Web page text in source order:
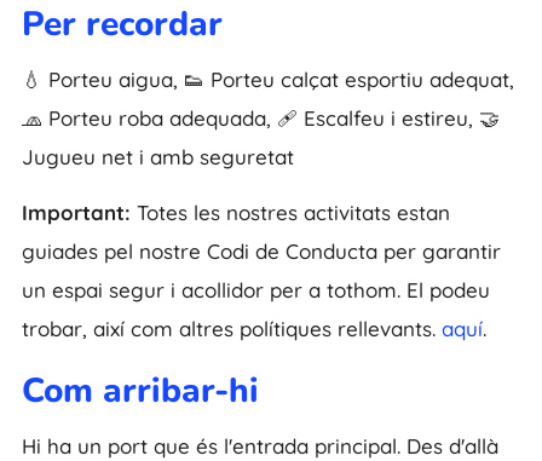
Per recordar
💧 Porteu aigua, 👟 Porteu calçat esportiu adequat,
🧢 Porteu roba adequada, 🩹 Escalfeu i estireu, 🤝
Jugueu net i amb seguretat
Important: Totes les nostres activitats estan
guiades pel nostre Codi de Conducta per garantir
un espai segur i acollidor per a tothom. El podeu
trobar, així com altres polítiques rellevants. aquí.
Com arribar-hi
Hi ha un port que és l'entrada principal. Des d'allà